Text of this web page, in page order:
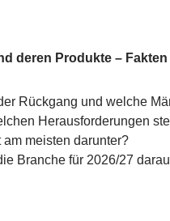
deren Produkte –
Rückgang und welche
Herausforderungen
meisten darunter?
Branche für 2026/27